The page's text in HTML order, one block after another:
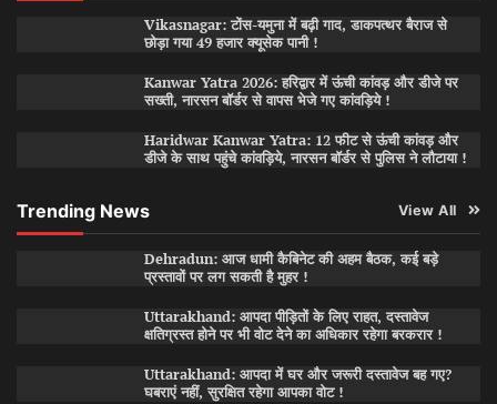
Vikasnagar: टोंस-यमुना में बढ़ी गाद, डाकपत्थर बैराज से
छोड़ा गया 49 हजार क्यूसेक पानी !
Kanwar Yatra 2026: हरिद्वार में ऊंची कांवड़ और डीजे पर
सख्ती, नारसन बॉर्डर से वापस भेजे गए कांवड़िये !
Haridwar Kanwar Yatra: 12 फीट से ऊंची कांवड़ और
डीजे के साथ पहुंचे कांवड़िये, नारसन बॉर्डर से पुलिस ने लौटाया !
Trending News View All
Dehradun: आज धामी कैबिनेट की अहम बैठक, कई बड़े
प्रस्तावों पर लग सकती है मुहर !
Uttarakhand: आपदा पीड़ितों के लिए राहत, दस्तावेज
क्षतिग्रस्त होने पर भी वोट देने का अधिकार रहेगा बरकरार !
Uttarakhand: आपदा में घर और जरूरी दस्तावेज बह गए?
घबराएं नहीं, सुरक्षित रहेगा आपका वोट !